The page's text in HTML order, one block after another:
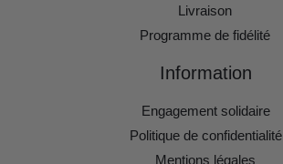
Livraison
Programme de fidélité
Information
Engagement solidaire
Politique de confidentialité
Mentions légales